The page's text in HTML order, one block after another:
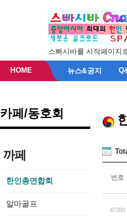
스빠시바를 시작페이지
HOME 뉴스&공지
카페/동호회
까페
한인총연합회
알마골프
번호
67203